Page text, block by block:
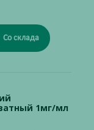
Со склада
1мг/мл